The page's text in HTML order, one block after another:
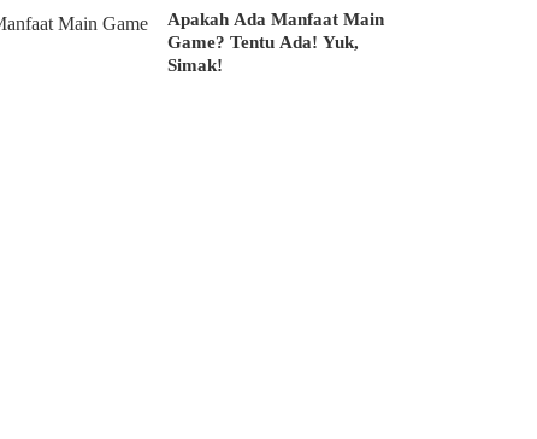
Apakah Ada Manfaat Main
Game? Tentu Ada! Yuk,
Simak!